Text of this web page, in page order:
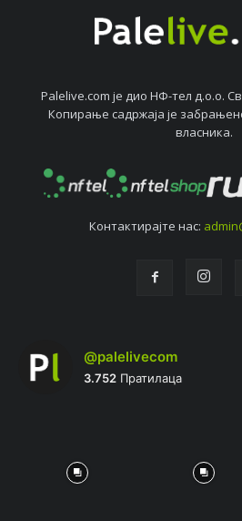
Palelive.com јe дио НФ-тeл д.о.о.
Копирањe садржаја јe
власника.
Контактирајтe нас:
@palelivecom
3.752 Пратилаца